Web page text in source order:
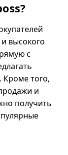
высокого
с
Кроме того,
и
получить